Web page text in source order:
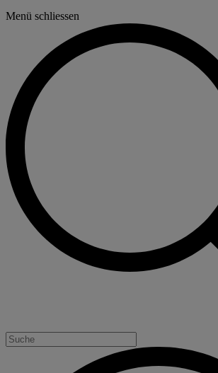
Menü schliessen